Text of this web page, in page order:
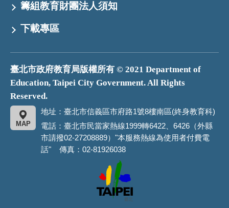
籌組教育財團法人須知
下載專區
臺北市政府教育局版權所有 © 2021 Department of
Education, Taipei City Government. All Rights
Reserved.
地址：臺北市信義區市府路1號8樓南區(終身教育科)
MAP
電話：臺北市民當家熱線1999轉6422、6426（外縣
市請撥02-27208889）"本服務熱線為使用者付費電
話" 傳真：02-81926038
市
政